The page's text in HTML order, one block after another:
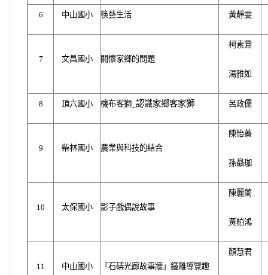
6 中山國小 筷藝生活 黃靜雯
7 文昌國小 關懷家鄉的問題
柯素鶯
湯雅如
8 頂六國小 機布客獅_ 認識家鄉客家獅 呂政儒
9 柴林國小 農業與科技的結合
陳怡蓁
孫贔珈
10 太保國小 影子戲偶說故事
陳麗蘭
黃柏鴻
11 中山國小 「石硦光廊故事牆」鐵雕導覽趣
顏慧君